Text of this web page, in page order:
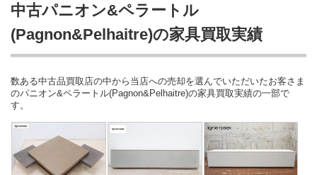
中古パニオン&ペラートル
(Pagnon&Pelhaitre)の家具買取実績
数ある中古品買取店の中から当店への売却を選んでいただいたお客さま
のパニオン&ペラートル(Pagnon&Pelhaitre)の家具買取実績の一部で
す。